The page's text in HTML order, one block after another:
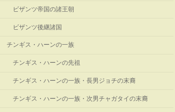
ビザンツ帝国の諸王朝
ビザンツ後継諸国
チンギス・ハーンの一族
チンギス・ハーンの先祖
チンギス・ハーンの一族・長男ジョチの末裔
チンギス・ハーンの一族・次男チャガタイの末裔